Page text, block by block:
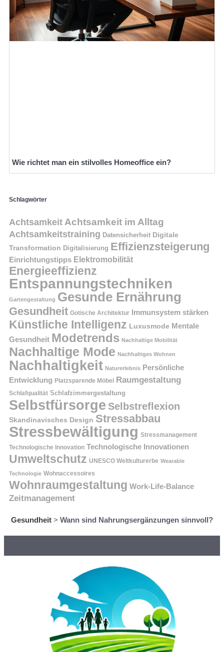
Wie richtet man ein stilvolles Homeoffice ein?
Schlagwörter
Achtsamkeit Achtsamkeit im Alltag
Achtsamkeitstraining Datensicherheit Digitale
Transformation Digitalisierung Effizienzsteigerung
Einrichtungstipps Elektromobilität
Energieeffizienz
Entspannungstechniken
Gartengestaltung Gesunde Ernährung
Gesundheit Gotische Architektur Immunsystem stärken
Künstliche Intelligenz Luxusmode Mentale
Gesundheit Modetrends Nachhaltige Mobilität
Nachhaltige Mode Nachhaltiges Wohnen
Nachhaltigkeit Naturerlebnis Persönliche
Entwicklung Platzsparende Möbel Raumgestaltung
Schlafqualität Schlafzimmergestaltung
Selbstfürsorge Selbstreflexion
Skandinavisches Design Stressabbau
Stressbewältigung Stressmanagement
Technologische Innovation Technologische Innovationen
Umweltschutz UNESCO Weltkulturerbe Wearable
Technologie Wohnaccessoires
Wohnraumgestaltung Work-Life-Balance
Zeitmanagement
Gesundheit > Wann sind Nahrungsergänzungen sinnvoll?